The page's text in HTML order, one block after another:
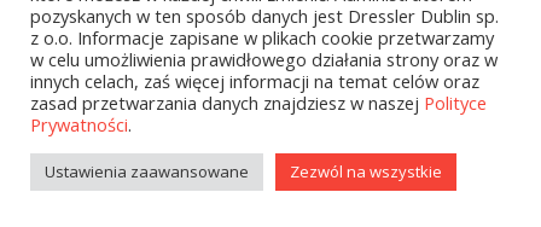
Wielcy Humaniści – 16.03.2026
Kolekcje Biedronka - 13.04.2026
Kolekcje Biedronka
Kolekcje Biedronka - 16.02.2026
pozyskanych w ten sposób danych jest Dressler Dublin sp.
z o.o. Informacje zapisane w plikach cookie przetwarzamy
w celu umożliwienia prawidłowego działania strony oraz w
innych celach, zaś więcej informacji na temat celów oraz
zasad przetwarzania danych znajdziesz w naszej Polityce
Prywatności.
Ustawienia zaawansowane Zezwól na wszystkie